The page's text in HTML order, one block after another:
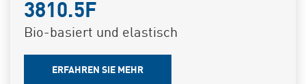
3810.5F
Bio-basiert und elastisch
ERFAHREN SIE MEHR